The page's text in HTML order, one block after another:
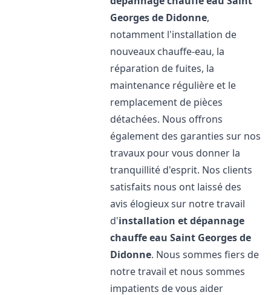
Georges de Didonne,
notamment l'installation de
nouveaux chauffe-eau, la
réparation de fuites, la
maintenance régulière et le
remplacement de pièces
détachées. Nous offrons
également des garanties sur nos
travaux pour vous donner la
tranquillité d'esprit. Nos clients
satisfaits nous ont laissé des
avis élogieux sur notre travail
d'installation et dépannage
chauffe eau Saint Georges de
Didonne. Nous sommes fiers de
notre travail et nous sommes
impatients de vous aider